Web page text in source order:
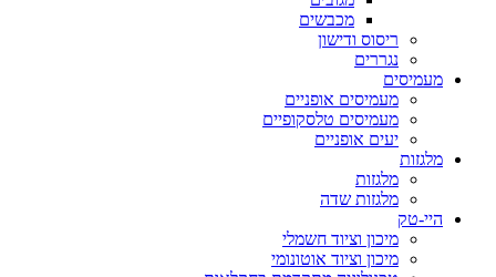
מכבשים
ריסוס ודישון
נגררים
מעמיסים
מעמיסים אופניים
מעמיסים טלסקופיים
יעים אופניים
מלגזות
מלגזות
מלגזות שדה
היי-טק
מיכון וציוד חשמלי
מיכון וציוד אוטונומי